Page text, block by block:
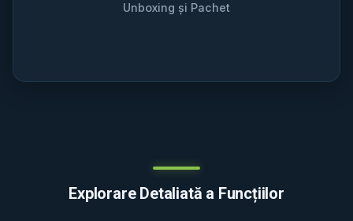
Unboxing și Pachet
Explorare Detaliată a Funcțiilor